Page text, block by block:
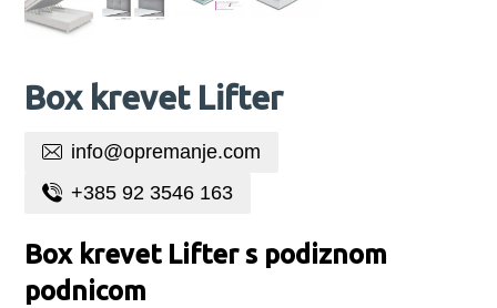
Box krevet Lifter
info@opremanje.com
+385 92 3546 163
Box krevet Lifter s podiznom
podnicom